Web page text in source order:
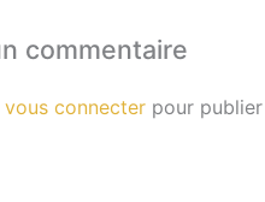
commentaire
vous connecter pour